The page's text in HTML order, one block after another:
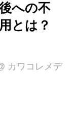
への不
とは？
カワコレメデ